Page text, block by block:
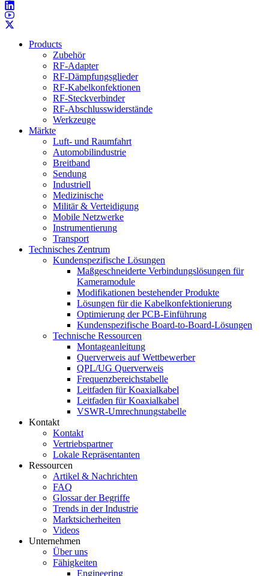
Products
Zubehör
RF-Adapter
RF-Dämpfungsglieder
RF-Kabelkonfektionen
RF-Steckverbinder
RF-Abschlusswiderstände
Werkzeuge
Märkte
Luft- und Raumfahrt
Automobilindustrie
Breitband
Sendung
Industriell
Medizinische
Militär & Verteidigung
Mobile Netzwerke
Instrumentierung
Transport
Technisches Zentrum
Kundenspezifische Lösungen
Maßgeschneiderte Verbindungslösungen für
Kameramodule
Modifikationen bestehender Produkte
Lösungen für die Kabelkonfektionierung
Optimierung der PCB-Einführung
Kundenspezifische Board-to-Board-Lösungen
Technische Ressourcen
Montageanleitung
Querverweis auf Wettbewerber
QPL/UG Querverweis
Frequenzbereichstabelle
Leitfaden für Koaxialkabel
Leitfaden für Koaxialkabel
VSWR-Umrechnungstabelle
Kontakt
Kontakt
Vertriebspartner
Lokale Repräsentanten
Ressourcen
Artikel & Nachrichten
FAQ
Glossar der Begriffe
Trends in der Industrie
Marktsicherheiten
Videos
Unternehmen
Über uns
Fähigkeiten
Engineering